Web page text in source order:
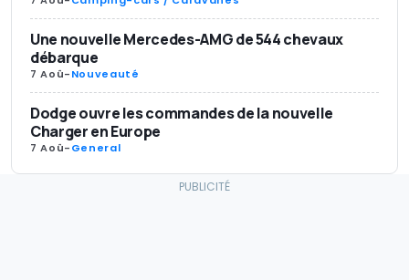
Une nouvelle Mercedes-AMG de 544 chevaux
débarque
7 Aoû-Nouveauté
Dodge ouvre les commandes de la nouvelle
Charger en Europe
7 Aoû-General